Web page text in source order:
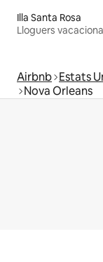
Illa Santa Rosa
Lloguers
Airbnb Estats
Nova Orleans